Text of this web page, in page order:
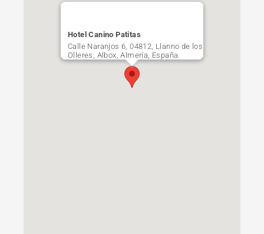
Hotel Canino Patitas
Calle Naranjos 6, 04812, Llanno de los
Olleres, Albox, Almería, España